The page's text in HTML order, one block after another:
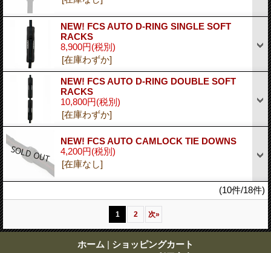
NEW! FCS AUTO D-RING SINGLE SOFT
RACKS
8,900円(税別)
[在庫わずか]
NEW! FCS AUTO D-RING DOUBLE SOFT
RACKS
10,800円(税別)
[在庫わずか]
NEW! FCS AUTO CAMLOCK TIE DOWNS
4,200円(税別)
[在庫なし]
(10件/18件)
1 2 次»
ホーム | ショッピングカート